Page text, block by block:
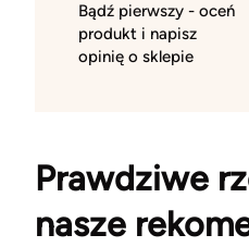
Bądź pierwszy - oceń
produkt i napisz
opinię o sklepie
Prawdziwe
nasze